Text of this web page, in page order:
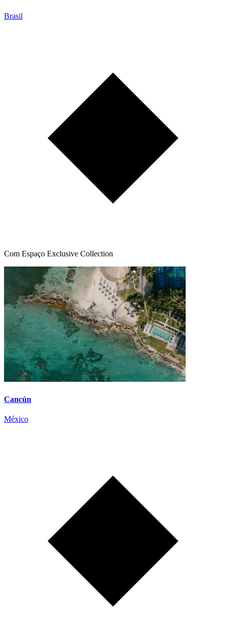
Brasil
Com Espaço Exclusive Collection
Cancún
México